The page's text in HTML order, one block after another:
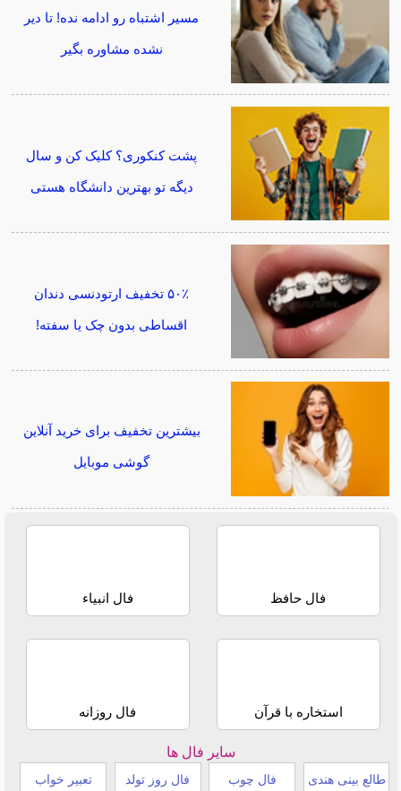
مسیر اشتباه رو ادامه نده! تا دیر
نشده مشاوره بگیر
پشت کنکوری؟ کلیک کن و سال
دیگه تو بهترین دانشگاه هستی
۵۰٪ تخفیف ارتودنسی دندان
اقساطی بدون چک یا سفته!
بیشترین تخفیف برای خرید آنلاین
گوشی موبایل
فال حافظ فال انبیاء
استخاره با قرآن فال روزانه
سایر فال ها
طالع بینی هندی فال چوب فال روز تولد تعبیر خواب